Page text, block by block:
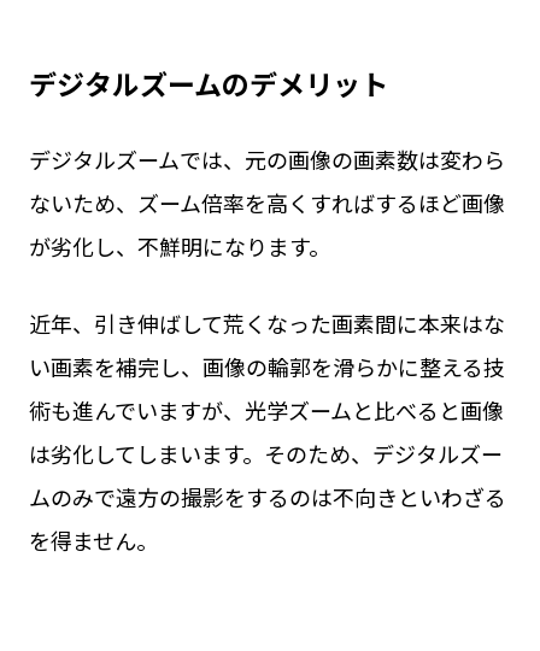
デジタルズームのデメリット
デジタルズームでは、元の画像の画素数は変わら
ないため、ズーム倍率を高くすればするほど画像
が劣化し、不鮮明になります。
近年、引き伸ばして荒くなった画素間に本来はな
い画素を補完し、画像の輪郭を滑らかに整える技
術も進んでいますが、光学ズームと比べると画像
は劣化してしまいます。そのため、デジタルズー
ムのみで遠方の撮影をするのは不向きといわざる
を得ません。